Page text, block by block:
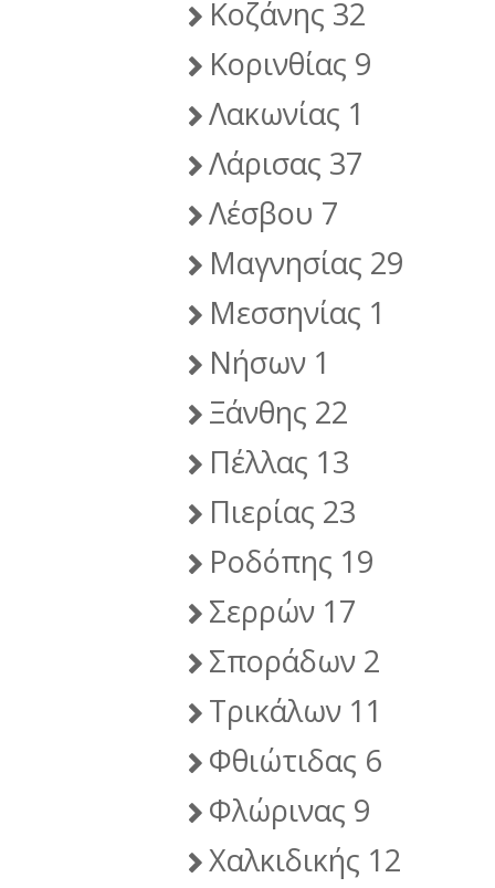
Κοζάνης 32
Κορινθίας 9
Λακωνίας 1
Λάρισας 37
Λέσβου 7
Μαγνησίας 29
Μεσσηνίας 1
Νήσων 1
Ξάνθης 22
Πέλλας 13
Πιερίας 23
Ροδόπης 19
Σερρών 17
Σποράδων 2
Τρικάλων 11
Φθιώτιδας 6
Φλώρινας 9
Χαλκιδικής 12